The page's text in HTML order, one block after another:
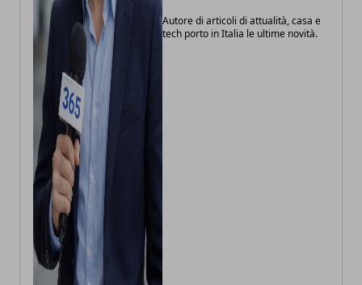
Autore di articoli di attualità, casa e
tech porto in Italia le ultime novità.